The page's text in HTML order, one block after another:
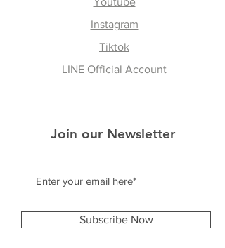
Instagram
Tiktok
LINE Official Account
Join our Newsletter
Subscribe Now